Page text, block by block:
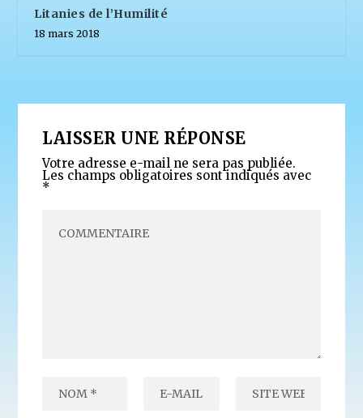
Litanies de l’Humilité
18 mars 2018
LAISSER UNE RÉPONSE
Votre adresse e-mail ne sera pas publiée.
Les champs obligatoires sont indiqués avec
*